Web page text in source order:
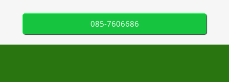
085-7606686